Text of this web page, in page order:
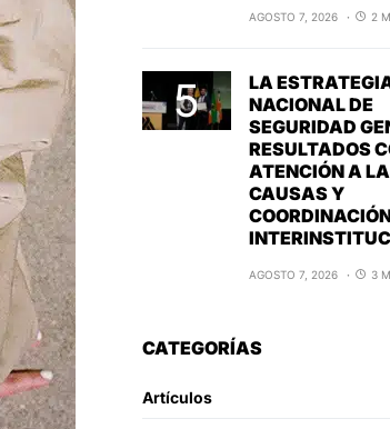
AGOSTO 7, 2026 2
LA
NACIONAL DE
SEGURIDAD
RESULTADOS
ATENCIÓN A
CAUSAS Y
AGOSTO 7, 2026 3
CATEGORÍAS
Artículos